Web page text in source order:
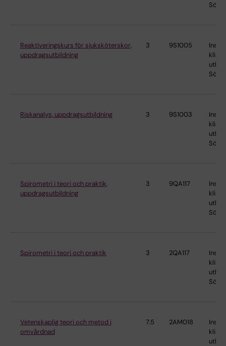
Reaktiveringskurs för sjuksköterskor,
uppdragsutbildning
3 9S1005
Riskanalys, uppdragsutbildning 3 9S1003
Spirometri i teori och praktik,
uppdragsutbildning
3 9QA117
Spirometri i teori och praktik 3 2QA117
Vetenskaplig teori och metod i
omvårdnad
7.5 2AM018